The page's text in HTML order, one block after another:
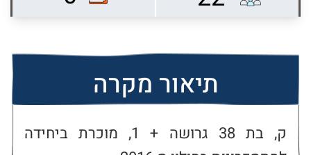
תיאור מקרה
ק, בת 38 גרושה + 1, מוכרת ביחידה